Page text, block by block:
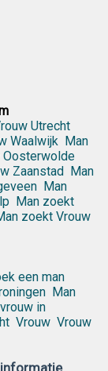
Utrecht
Waalwijk Man
Oosterwolde
Zaanstad Man
Man
Man zoekt
zoekt Vrouw
een man
Man
in
Vrouw Vrouw